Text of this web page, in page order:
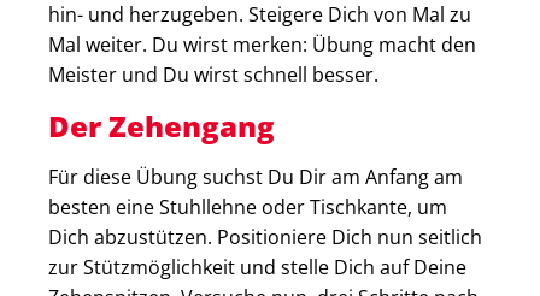
hin- und herzugeben. Steigere Dich von Mal zu
Mal weiter. Du wirst merken: Übung macht den
Meister und Du wirst schnell besser.
Der Zehengang
Für diese Übung suchst Du Dir am Anfang am
besten eine Stuhllehne oder Tischkante, um
Dich abzustützen. Positioniere Dich nun seitlich
zur Stützmöglichkeit und stelle Dich auf Deine